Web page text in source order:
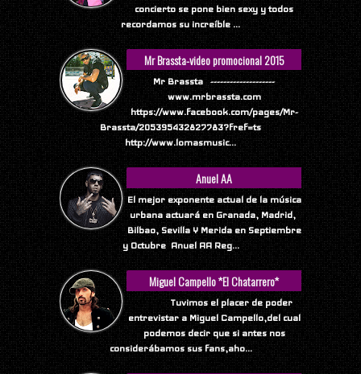
concierto se pone bien sexy y todos
recordamos su increíble ...
Mr Brassta-video promocional 2015
Mr Brassta --------------------
www.mrbrassta.com
https://www.facebook.com/pages/Mr-
Brassta/205395432827783?fref=ts
http://www.lomasmusic...
Anuel AA
El mejor exponente actual de la música
urbana actuará en Granada, Madrid,
Bilbao, Sevilla Y Merida en Septiembre
y Octubre Anuel AA Reg...
Miguel Campello *El Chatarrero*
Tuvimos el placer de poder
entrevistar a Miguel Campello,del cual
podemos decir que si antes nos
considerábamos sus fans,aho...